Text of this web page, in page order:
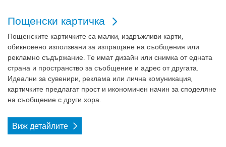
Пощенски картичка
Пощенските картичките са малки, издръжливи карти,
обикновено използвани за изпращане на съобщения или
рекламно съдържание. Те имат дизайн или снимка от едната
страна и пространство за съобщение и адрес от другата.
Идеални за сувенири, реклама или лична комуникация,
картичките предлагат прост и икономичен начин за споделяне
на съобщение с други хора.
Виж детайлите